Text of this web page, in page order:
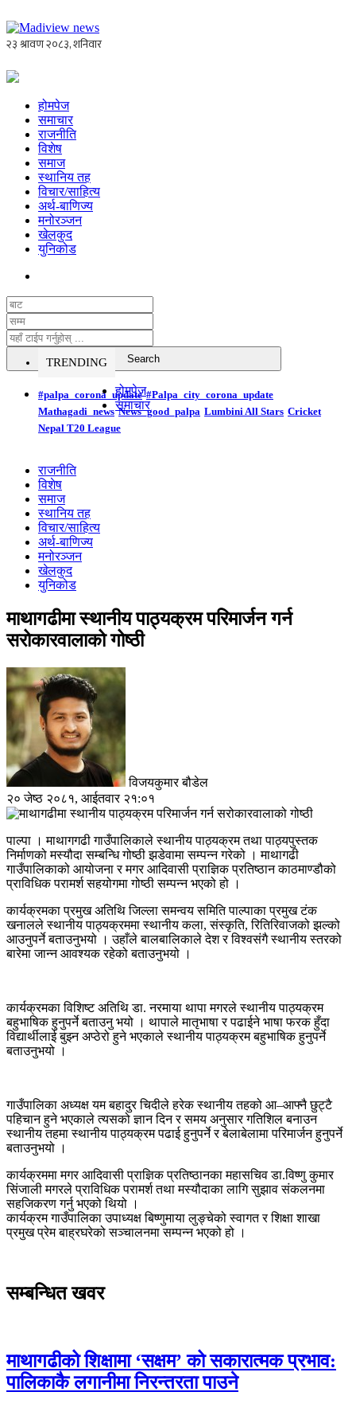
होमपेज
समाचार
राजनीति
विशेष
समाज
स्थानिय तह
विचार/साहित्य
अर्थ-बाणिज्य
मनोरञ्जन
खेलकुद
युनिकोड
TRENDING
#palpa_corona_update #Palpa_city_corona_update
Mathagadi_news News_good_palpa Lumbini All Stars Cricket
Nepal T20 League
होमपेज
समाचार
राजनीति
विशेष
समाज
स्थानिय तह
विचार/साहित्य
अर्थ-बाणिज्य
मनोरञ्जन
खेलकुद
युनिकोड
माथागढीमा स्थानीय पाठ्यक्रम परिमार्जन गर्न
सरोकारवालाको गोष्ठी
विजयकुमार बौडेल
२० जेष्ठ २०८१, आईतवार २१:०१
पाल्पा । माथागगढी गाउँपालिकाले स्थानीय पाठ्यक्रम तथा पाठ्यपुस्तक
निर्माणको मस्यौदा सम्बन्धि गोष्ठी झडेवामा सम्पन्न गरेको । माथागढी
गाउँपालिकाको आयोजना र मगर आदिवासी प्राज्ञिक प्रतिष्ठान काठमाण्डौको
प्राविधिक परामर्श सहयोगमा गोष्ठी सम्पन्न भएको हो ।
कार्यक्रमका प्रमुख अतिथि जिल्ला समन्वय समिति पाल्पाका प्रमुख टंक
खनालले स्थानीय पाठ्यक्रममा स्थानीय कला, संस्कृति, रितिरिवाजको झल्को
आउनुपर्ने बताउनुभयो । उहाँले बालबालिकाले देश र विश्वसंगै स्थानीय स्तरको
बारेमा जान्न आवश्यक रहेको बताउनुभयो ।
कार्यक्रमका विशिष्ट अतिथि डा. नरमाया थापा मगरले स्थानीय पाठ्यक्रम
बहुभाषिक हुनुपर्ने बताउनु भयो । थापाले मातृभाषा र पढाईने भाषा फरक हुँदा
विद्यार्थीलाई बुझ्न अप्ठेरो हुने भएकाले स्थानीय पाठ्यक्रम बहुभाषिक हुनुपर्ने
बताउनुभयो ।
गाउँपालिका अध्यक्ष यम बहादुर चिदीले हरेक स्थानीय तहको आ–आफ्नै छुट्टै
पहिचान हुने भएकाले त्यसको ज्ञान दिन र समय अनुसार गतिशिल बनाउन
स्थानीय तहमा स्थानीय पाठ्यक्रम पढाई हुनुपर्ने र बेलाबेलामा परिमार्जन हुनुपर्ने
बताउनुभयो ।
कार्यक्रममा मगर आदिवासी प्राज्ञिक प्रतिष्ठानका महासचिव डा.विष्णु कुमार
सिंजाली मगरले प्राविधिक परामर्श तथा मस्यौदाका लागि सुझाव संकलनमा
सहजिकरण गर्नु भएको थियो ।
कार्यक्रम गाउँपालिका उपाध्यक्ष बिष्णुमाया लुङ्चेको स्वागत र शिक्षा शाखा
प्रमुख प्रेम बाह्रघरेको सञ्चालनमा सम्पन्न भएको हो ।
सम्बन्धित खवर
माथागढीको शिक्षामा ‘सक्षम’ को सकारात्मक प्रभाव:
पालिकाकै लगानीमा निरन्तरता पाउने